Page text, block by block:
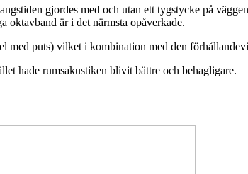
gjordes med och utan ett tygstycke på
oktavband är i det närmsta opåverkade.
med puts) vilket i kombination med den
hade rumsakustiken blivit bättre och behagligare.